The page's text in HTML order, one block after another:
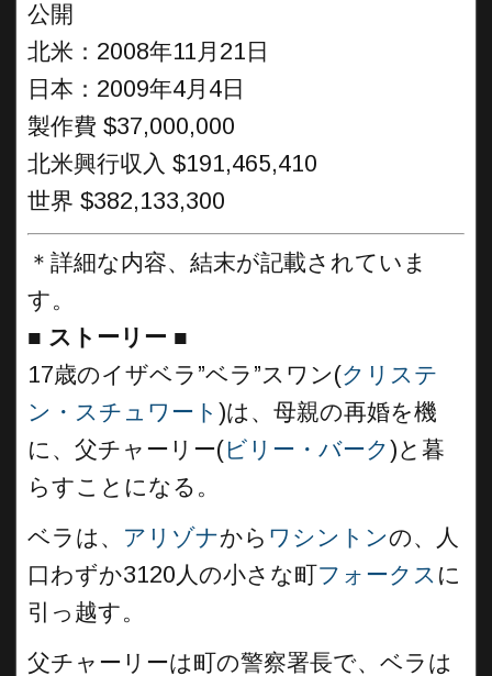
公開
北米：2008年11月21日
日本：2009年4月4日
製作費 $37,000,000
北米興行収入 $191,465,410
世界 $382,133,300
＊詳細な内容、結末が記載されていま
す。
■ ストーリー ■
17歳のイザベラ”ベラ”スワン(クリステ
ン・スチュワート )は、母親の再婚を機
に、父チャーリー(ビリー・バーク)と暮
らすことになる。
ベラは、 アリゾナから ワシントンの、人
口わずか3120人の小さな町フォークス に
引っ越す。
父チャーリーは町の警察署長で、ベラは